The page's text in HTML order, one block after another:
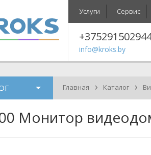
Услуги Сервис
info@kroks.by
Главная › Каталог ›
Монитор